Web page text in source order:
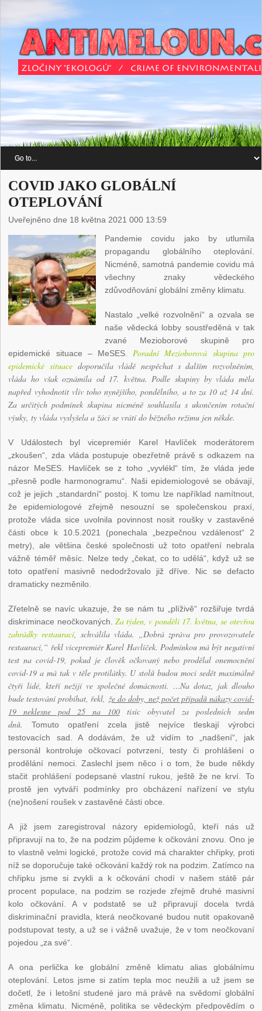
COVID JAKO GLOBÁLNÍ
OTEPLOVÁNÍ
Uveřejněno dne 18 května 2021 000 13:59
Pandemie covidu jako by utlumila
propagandu globálního oteplování.
Nicméně, samotná pandemie covidu má
všechny znaky vědeckého
zdůvodňování globální změny klimatu.
Nastalo „velké rozvolnění“ a ozvala se
naše vědecká lobby soustředěná v tak
zvané Mezioborové skupině pro
epidemické situace – MeSES.Poradní Mezioborová skupina pro
epidemické situacedoporučila vládě nespěchat s dalším rozvolněním,
vláda ho však oznámila od 17. května. Podle skupiny by vláda měla
napřed vyhodnotit vliv toho nynějšího, pondělního, a to za 10 až 14 dní.
Za určitých podmínek skupina nicméně souhlasila s ukončením rotační
výuky, ty vláda vyslyšela a žáci se vrátí do běžného režimu jen někde.
V Událostech byl vicepremiér Karel Havlíček moderátorem
„zkoušen“, zda vláda postupuje obezřetně právě s odkazem na
názor MeSES. Havlíček se z toho „vyvlékl“ tím, že vláda jede
„přesně podle harmonogramu“. Naši epidemiologové se obávají,
což je jejich „standardní“ postoj. K tomu lze například namítnout,
že epidemiologové zřejmě nesouzní se společenskou praxí,
protože vláda sice uvolnila povinnost nosit roušky v zastavěné
části obce k 10.5.2021 (ponechala „bezpečnou vzdálenost“ 2
metry), ale většina české společnosti už toto opatření nebrala
vážně téměř měsíc. Nelze tedy „čekat, co to udělá“, když už se
toto opatření masivně nedodržovalo již dříve. Nic se defacto
dramaticky nezměnilo.
Zřetelně se navíc ukazuje, že se nám tu „plíživě“ rozšiřuje tvrdá
diskriminace neočkovaných. Za týden, v pondělí 17. května, se otevřou
zahrádky restaurací, schválila vláda. „Dobrá zpráva pro provozovatele
restaurací,“ řekl vicepremiér Karel Havlíček. Podmínkou má být negativní
test na covid-19, pokud je člověk očkovaný nebo prodělal onemocnění
covid-19 a má tak v těle protilátky. U stolů budou moci sedět maximálně
čtyři lidé, kteří nežijí ve společné domácnosti. …Na dotaz, jak dlouho
bude testování probíhat, řekl, že do doby, než počet případů nákazy covid-
19 neklesne pod 25 na 100tisíc obyvatel za posledních sedm
dnů.
Tomuto opatření zcela jistě nejvíce tleskají výrobci
testovacích sad. A dodávám, že už vidím to „nadšení“, jak
personál kontroluje očkovací potvrzení, testy či prohlášení o
prodělání nemoci. Zaslechl jsem něco i o tom, že bude někdy
stačit prohlášení podepsané vlastní rukou, ještě že ne krví. To
prostě jen vytváří podmínky pro obcházení nařízení ve stylu
(ne)nošení roušek v zastavěné části obce.
A již jsem zaregistroval názory epidemiologů, kteří nás už
připravují na to, že na podzim půjdeme k očkování znovu. Ono je
to vlastně velmi logické, protože covid má charakter chřipky, proti
níž se doporučuje také očkování každý rok na podzim. Zatímco na
chřipku jsme si zvykli a k očkování chodí v našem státě pár
procent populace, na podzim se rozjede zřejmě druhé masivní
kolo očkování. A v podstatě se už připravují docela tvrdá
diskriminační pravidla, která neočkované budou nutit opakovaně
podstupovat testy, a už se i vážně uvažuje, že v tom neočkovaní
pojedou „za své“.
A ona perlička ke globální změně klimatu alias globálnímu
oteplování. Letos jsme si zatím tepla moc neužili a už jsem se
dočetl, že i letošní studené jaro má právě na svědomí globální
změna klimatu. Nicméně, politika se vědeckým předpovědím o